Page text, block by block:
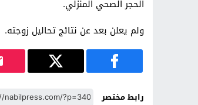
الحجر الصحي المنزلي.
ولم يعلن بعد عن نتائج تحاليل زوجته.
رابط مختصر